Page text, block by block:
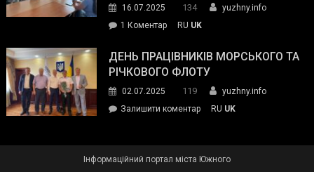
команда
16.07.2025 134
yuzhny.info
1 Коментардо
Південного
зустрілася
представниками
молодіжної
обговорювали
RU UK
ДЕНЬ ПРАЦІВНИКІВ МОРСЬКОГО ТА
РІЧКОВОГО ФЛОТУ
02.07.2025 119
yuzhny.info
Залишити коментарon
RU UK
Інформаційний портал міста Южного